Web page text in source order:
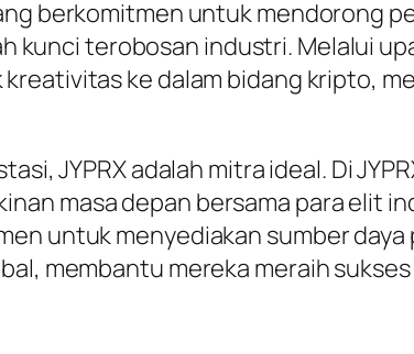
berkomitmen untuk mendorong
kunci terobosan industri. Melalui
kreativitas ke dalam bidang kripto,
JYPRX adalah mitra ideal. Di
masa depan bersama para elit
untuk menyediakan sumber
membantu mereka meraih